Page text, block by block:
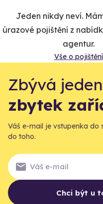
Jeden nikdy neví.
úrazové pojištění z
agentur.
Vše o pojištění
Zbývá
zbytek
Váš e-mail je vstupenka do
do toho.
Chci být u